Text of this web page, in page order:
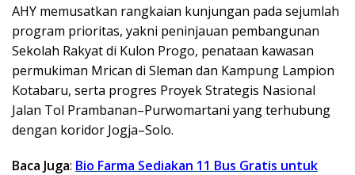
AHY memusatkan rangkaian kunjungan pada sejumlah
program prioritas, yakni peninjauan pembangunan
Sekolah Rakyat di Kulon Progo, penataan kawasan
permukiman Mrican di Sleman dan Kampung Lampion
Kotabaru, serta progres Proyek Strategis Nasional
Jalan Tol Prambanan–Purwomartani yang terhubung
dengan koridor Jogja–Solo.
Baca Juga: Bio Farma Sediakan 11 Bus Gratis untuk